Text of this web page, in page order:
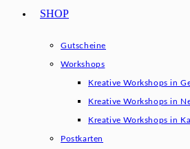
SHOP
Gutscheine
Workshops
Kreative Workshops in
Kreative Workshops in
Kreative Workshops in
Postkarten